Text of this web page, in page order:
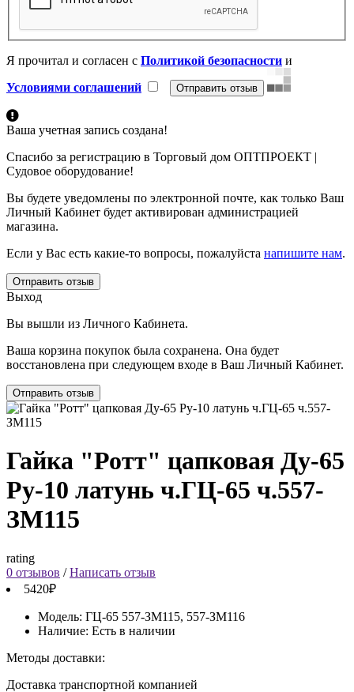
Я прочитал и согласен с Политикой безопасности и
Условиями соглашений
Ваша учетная запись создана!
Спасибо за регистрацию в Торговый дом ОПТПРОЕКТ |
Судовое оборудование!
Вы будете уведомлены по электронной почте, как только Ваш
Личный Кабинет будет активирован администрацией
магазина.
Если у Вас есть какие-то вопросы, пожалуйста напишите нам.
Отправить отзыв
Выход
Вы вышли из Личного Кабинета.
Ваша корзина покупок была сохранена. Она будет
восстановлена при следующем входе в Ваш Личный Кабинет.
Отправить отзыв
Гайка "Ротт" цапковая Ду-65
Ру-10 латунь ч.ГЦ-65 ч.557-
ЗМ115
rating
0 отзывов /Написать отзыв
5420₽
Модель: ГЦ-65 557-ЗМ115, 557-ЗМ116
Наличие: Есть в наличии
Методы доставки:
Доставка транспортной компанией